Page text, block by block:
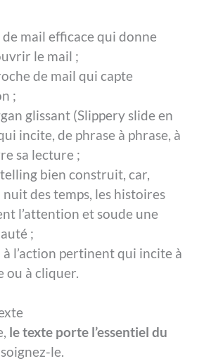
mail efficace qui donne
le mail ;
de mail qui capte
;
glissant (Slippery slide en
incite, de phrase à phrase, à
sa lecture ;
bien construit, car,
nuit des temps, les histoires
l’attention et soude une
;
à l’action pertinent qui incite à
ou à cliquer.
le texte porte l’essentiel du
le.